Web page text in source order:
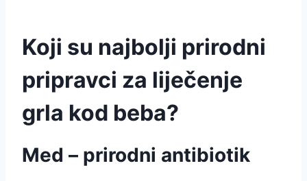
Koji su najbolji prirodni
pripravci za liječenje
grla kod beba?
Med – prirodni antibiotik